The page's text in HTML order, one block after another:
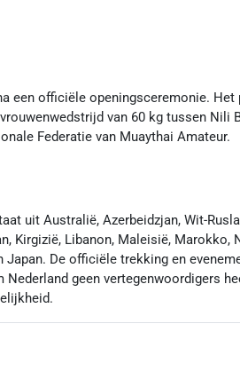
een officiële openingsceremonie.
van 60 kg tussen Nili
Federatie van Muaythai Amateur.
uit Australië, Azerbeidzjan, Wit-
Kirgizië, Libanon, Maleisië, Marokko,
Japan. De officiële trekking en
Nederland geen vertegenwoordigers